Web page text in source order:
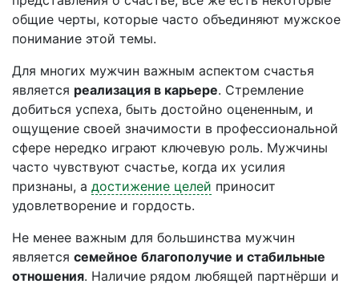
общие черты, которые часто объединяют мужское
понимание этой темы.
Для многих мужчин важным аспектом счастья
является реализация в карьере. Стремление
добиться успеха, быть достойно оцененным, и
ощущение своей значимости в профессиональной
сфере нередко играют ключевую роль. Мужчины
часто чувствуют счастье, когда их усилия
признаны, а достижение целей приносит
удовлетворение и гордость.
Не менее важным для большинства мужчин
является семейное благополучие и стабильные
отношения. Наличие рядом любящей партнёрши и